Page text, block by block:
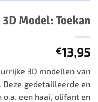
3D Model: Toekan
€13,95
3D modellen van
gedetailleerde en
een haai, olifant en